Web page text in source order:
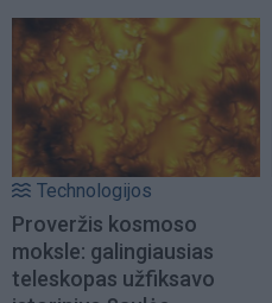
Technologijos
Proveržis kosmoso
moksle: galingiausias
teleskopas užfiksavo